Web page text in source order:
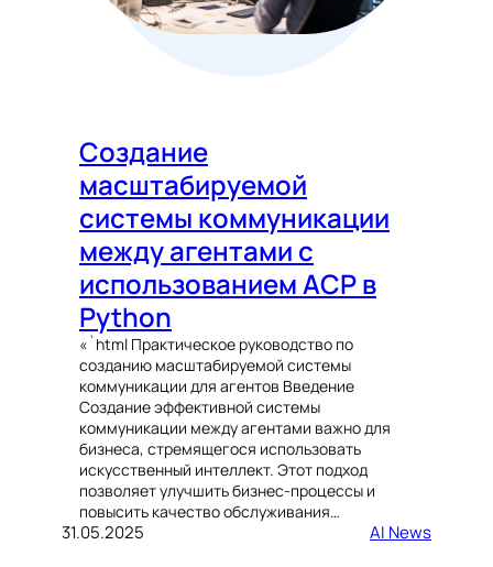
Создание
масштабируемой
системы коммуникации
между агентами с
использованием ACP в
Python
«`html Практическое руководство по
созданию масштабируемой системы
коммуникации для агентов Введение
Создание эффективной системы
коммуникации между агентами важно для
бизнеса, стремящегося использовать
искусственный интеллект. Этот подход
позволяет улучшить бизнес-процессы и
повысить качество обслуживания…
31.05.2025 AI News